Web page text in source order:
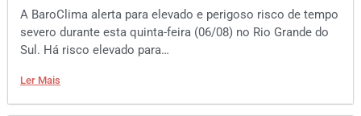
A BaroClima alerta para elevado e perigoso risco de tempo
severo durante esta quinta-feira (06/08) no Rio Grande do
Sul. Há risco elevado para…
Ler Mais